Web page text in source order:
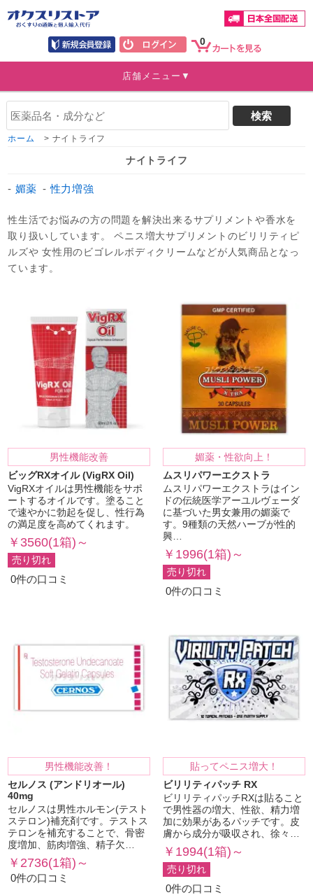
0
店舗メニュー▼
ホーム > ナイトライフ
ナイトライフ
媚薬 性力増強
性生活でお悩みの方の問題を解決出来るサプリメントや香水を
取り扱いしています。 ペニス増大サプリメントのビリリティピ
ルズや 女性用のビゴレルボディクリームなどが人気商品となっ
ています。
男性機能改善
ビッグRXオイル (VigRX Oil)
VigRXオイルは男性機能をサポ
ートするオイルです。塗ること
で速やかに勃起を促し、性行為
の満足度を高めてくれます。
￥3560(1箱)～
売り切れ
0件の口コミ
媚薬・性欲向上！
ムスリパワーエクストラ
ムスリパワーエクストラはイン
ドの伝統医学アーユルヴェーダ
に基づいた男女兼用の媚薬で
す。9種類の天然ハーブが性的
興…
￥1996(1箱)～
売り切れ
0件の口コミ
男性機能改善！
セルノス (アンドリオール)
40mg
セルノスは男性ホルモン(テスト
ステロン)補充剤です。テストス
テロンを補充することで、骨密
度増加、筋肉増強、精子欠…
￥2736(1箱)～
0件の口コミ
貼ってペニス増大！
ビリリティパッチ RX
ビリリティパッチRXは貼ること
で男性器の増大、性欲、精力増
加に効果があるパッチです。皮
膚から成分が吸収され、徐々…
￥1994(1箱)～
売り切れ
0件の口コミ